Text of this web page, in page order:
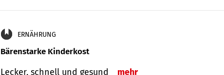
ERNÄHRUNG
Bärenstarke Kinderkost
Lecker, schnell und gesund mehr